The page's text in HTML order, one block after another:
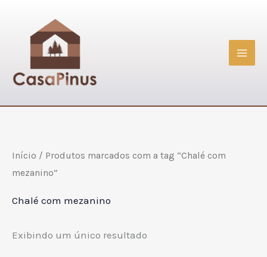
Início / Produtos marcados com a tag “Chalé com
mezanino”
Chalé com mezanino
Exibindo um único resultado